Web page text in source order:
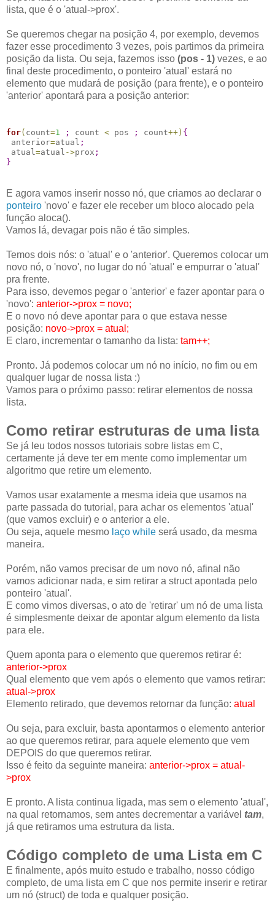
lista, que é o 'atual->prox'.
Se queremos chegar na posição 4, por exemplo, devemos
fazer esse procedimento 3 vezes, pois partimos da primeira
posição da lista. Ou seja, fazemos isso (pos - 1) vezes, e ao
final deste procedimento, o ponteiro 'atual' estará no
elemento que mudará de posição (para frente), e o ponteiro
'anterior' apontará para a posição anterior:
for( count=1 ; count < pos ; count++ ) {
anterior=atual ;
atual =atual ->prox ;
}
E agora vamos inserir nosso nó, que criamos ao declarar o
ponteiro 'novo' e fazer ele receber um bloco alocado pela
função aloca().
Vamos lá, devagar pois não é tão simples.
Temos dois nós: o 'atual' e o 'anterior'. Queremos colocar um
novo nó, o 'novo', no lugar do nó 'atual' e empurrar o 'atual'
pra frente.
Para isso, devemos pegar o 'anterior' e fazer apontar para o
'novo': anterior->prox = novo;
E o novo nó deve apontar para o que estava nesse
posição: novo->prox = atual;
E claro, incrementar o tamanho da lista: tam++;
Pronto. Já podemos colocar um nó no início, no fim ou em
qualquer lugar de nossa lista :)
Vamos para o próximo passo: retirar elementos de nossa
lista.
Como retirar estruturas de uma lista
Se já leu todos nossos tutoriais sobre listas em C,
certamente já deve ter em mente como implementar um
algoritmo que retire um elemento.
Vamos usar exatamente a mesma ideia que usamos na
parte passada do tutorial, para achar os elementos 'atual'
(que vamos excluir) e o anterior a ele.
Ou seja, aquele mesmo laço while será usado, da mesma
maneira.
Porém, não vamos precisar de um novo nó, afinal não
vamos adicionar nada, e sim retirar a struct apontada pelo
ponteiro 'atual'.
E como vimos diversas, o ato de 'retirar' um nó de uma lista
é simplesmente deixar de apontar algum elemento da lista
para ele.
Quem aponta para o elemento que queremos retirar é:
anterior->prox
Qual elemento que vem após o elemento que vamos retirar:
atual->prox
Elemento retirado, que devemos retornar da função: atual
Ou seja, para excluir, basta apontarmos o elemento anterior
ao que queremos retirar, para aquele elemento que vem
DEPOIS do que queremos retirar.
Isso é feito da seguinte maneira: anterior->prox = atual-
>prox
E pronto. A lista continua ligada, mas sem o elemento 'atual',
na qual retornamos, sem antes decrementar a variável tam,
já que retiramos uma estrutura da lista.
Código completo de uma Lista em C
E finalmente, após muito estudo e trabalho, nosso código
completo, de uma lista em C que nos permite inserir e retirar
um nó (struct) de toda e qualquer posição.